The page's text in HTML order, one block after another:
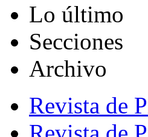
Lo último
Secciones
Archivo
Revista de